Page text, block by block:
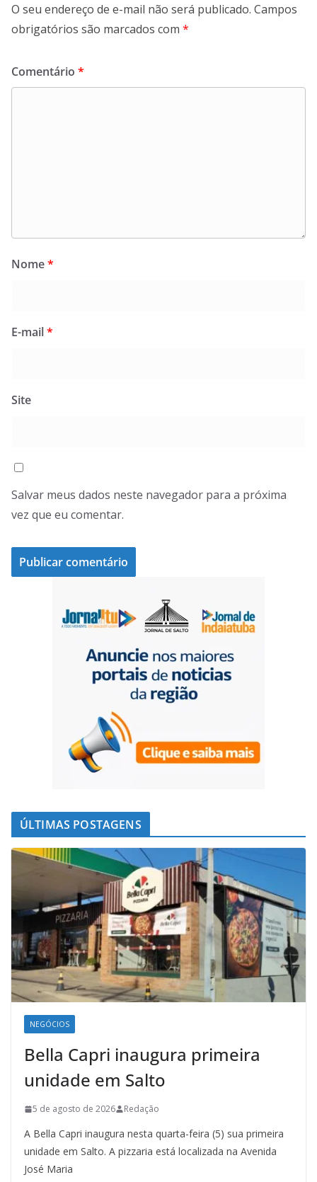
O seu endereço de e-mail não será publicado. Campos
obrigatórios são marcados com *
Comentário *
Nome*
E-mail*
Site
Salvar meus dados neste navegador para a próxima
vez que eu comentar.
ÚLTIMAS POSTAGENS
NEGÓCIOS
Bella Capri inaugura primeira
unidade em Salto
5 de agosto de 2026 Redação
A Bella Capri inaugura nesta quarta-feira (5) sua primeira
unidade em Salto. A pizzaria está localizada na Avenida
José Maria